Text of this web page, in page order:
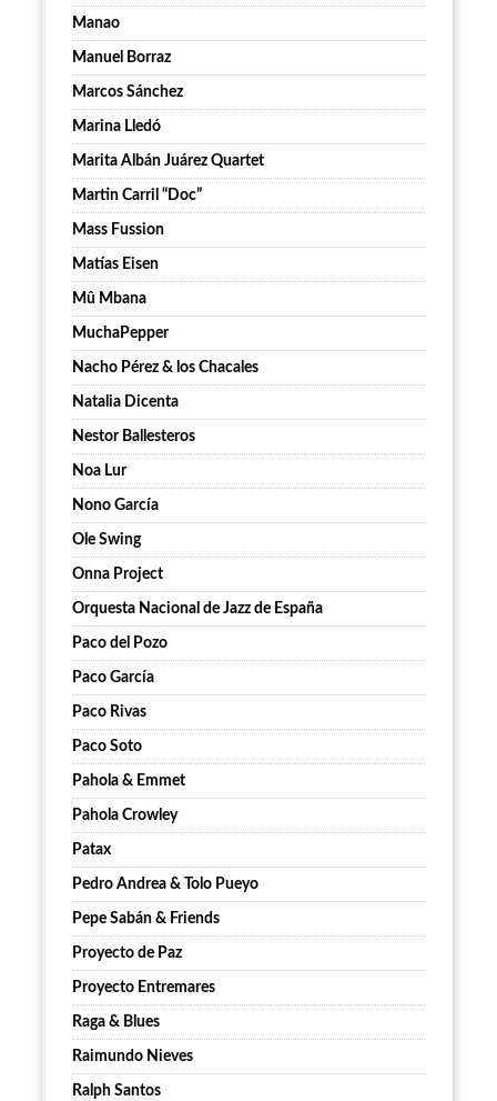
Manao
Manuel Borraz
Marcos Sánchez
Marina Lledó
Marita Albán Juárez Quartet
Martin Carril “Doc”
Mass Fussion
Matías Eisen
Mû Mbana
MuchaPepper
Nacho Pérez & los Chacales
Natalia Dicenta
Nestor Ballesteros
Noa Lur
Nono García
Ole Swing
Onna Project
Orquesta Nacional de Jazz de España
Paco del Pozo
Paco García
Paco Rivas
Paco Soto
Pahola & Emmet
Pahola Crowley
Patax
Pedro Andrea & Tolo Pueyo
Pepe Sabán & Friends
Proyecto de Paz
Proyecto Entremares
Raga & Blues
Raimundo Nieves
Ralph Santos